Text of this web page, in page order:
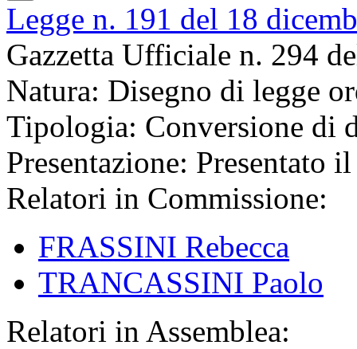
Legge n. 191 del 18
Gazzetta Ufficiale n. 294
Natura: Disegno di legge
Tipologia: Conversione di
Presentazione: Presentato
Relatori in Commissione:
FRASSINI Rebecca
TRANCASSINI Paolo
Relatori in Assemblea: